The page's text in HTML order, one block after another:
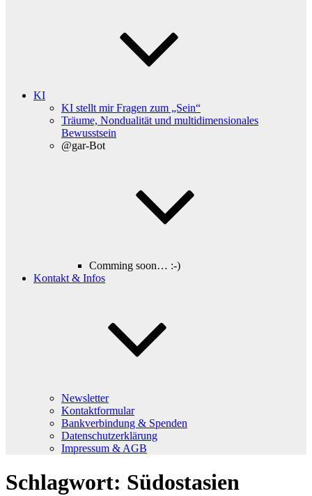
KI
KI stellt mir Fragen zum „Sein“
Träume, Nondualität und multidimensionales
Bewusstsein
@gar-Bot
Comming soon… :-)
Kontakt & Infos
Newsletter
Kontaktformular
Bankverbindung & Spenden
Datenschutzerklärung
Impressum & AGB
Schlagwort: Südostasien